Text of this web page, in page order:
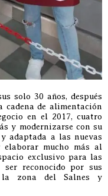
solo 30 años, después
cadena de alimentación
en el 2017, cuatro
y modernizarse con su
adaptada a las nuevas
elaborar mucho más al
exclusivo para las
ser reconocido por sus
la zona del Salnes y